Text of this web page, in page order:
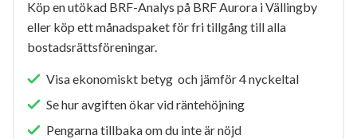
Köp en utökad BRF-Analys på BRF Aurora i Vällingby
eller köp ett månadspaket för fri tillgång till alla
bostadsrättsföreningar.
Visa ekonomiskt betyg och jämför 4 nyckeltal
Se hur avgiften ökar vid räntehöjning
Pengarna tillbaka om du inte är nöjd